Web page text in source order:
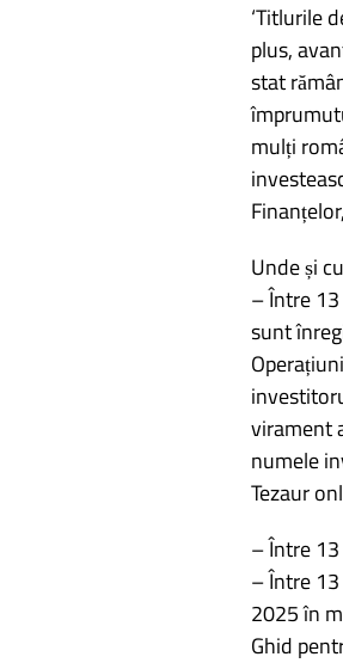
‘Titlurile
plus,
stat
mulți
Unde și
– Între
sunt
virament
numele
Tezaur
– Între
– Între
2025 în
Ghid